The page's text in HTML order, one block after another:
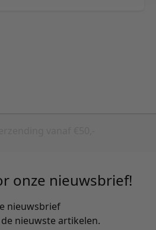
onze nieuwsbrief!
nieuwsbrief
nieuwste artikelen.